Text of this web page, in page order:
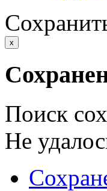
x
Поиск
Не